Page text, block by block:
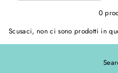
0
Scusaci, non ci sono prodotti in